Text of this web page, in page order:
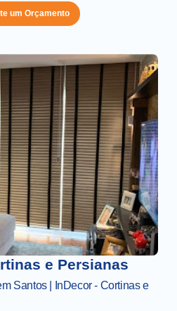
um Orçamento
e Persianas
Santos | InDecor - Cortinas e